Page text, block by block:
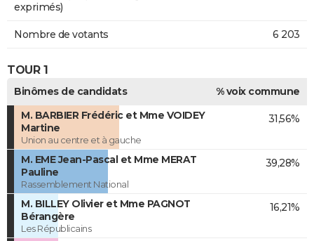
exprimés)
Nombre de votants 6 203
TOUR 1
Binômes de candidats
% voix commune
M. BARBIER Frédéric et Mme VOIDEY
Martine
Union au centre et à gauche
31,56%
M. EME Jean-Pascal et Mme MERAT
Pauline
Rassemblement National
39,28%
M. BILLEY Olivier et Mme PAGNOT
Bérangère
Les Républicains
16,21%